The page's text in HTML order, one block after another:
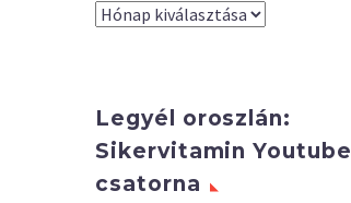
Arhívum
Legyél oroszlán:
Sikervitamin Youtube
csatorna